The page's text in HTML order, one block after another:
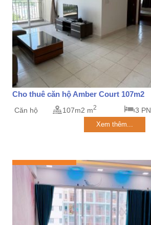
Cho thuê căn hộ Amber Court 107m2
Căn hộ 107m2 m2 3 PN
Xem thêm...